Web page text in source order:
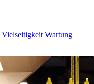
Vielseitigkeit Wartung